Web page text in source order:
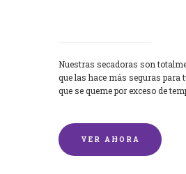
Nuestras secadoras son
que las hace más seguras para
que se queme por exceso de
VER AHORA